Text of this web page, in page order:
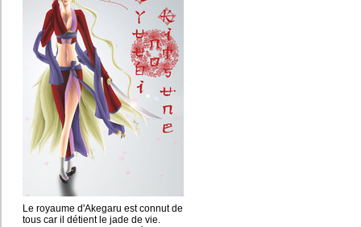
Le royaume d'Akegaru est connut de
tous car il détient le jade de vie.